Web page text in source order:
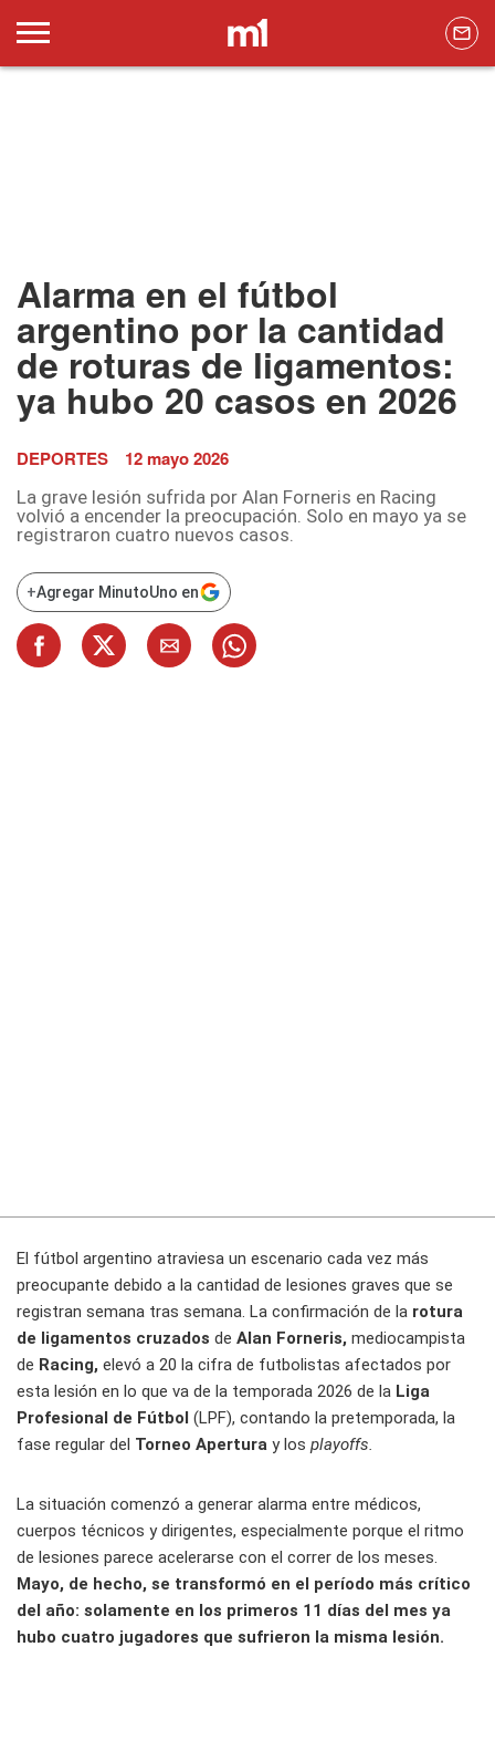
Alarma en el fútbol
argentino por la cantidad
de roturas de ligamentos:
ya hubo 20 casos en 2026
DEPORTES 12 mayo 2026
La grave lesión sufrida por Alan Forneris en Racing
volvió a encender la preocupación. Solo en mayo ya se
registraron cuatro nuevos casos.
+Agregar MinutoUno en
El fútbol argentino atraviesa un escenario cada vez más
preocupante debido a la cantidad de lesiones graves que se
registran semana tras semana. La confirmación de la rotura
de ligamentos cruzados de Alan Forneris, mediocampista
de Racing, elevó a 20 la cifra de futbolistas afectados por
esta lesión en lo que va de la temporada 2026 de la Liga
Profesional de Fútbol (LPF), contando la pretemporada, la
fase regular del Torneo Apertura y los playoffs.
La situación comenzó a generar alarma entre médicos,
cuerpos técnicos y dirigentes, especialmente porque el ritmo
de lesiones parece acelerarse con el correr de los meses.
Mayo, de hecho, se transformó en el período más crítico
del año: solamente en los primeros 11 días del mes ya
hubo cuatro jugadores que sufrieron la misma lesión.